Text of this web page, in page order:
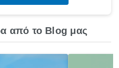
από το Blog μας